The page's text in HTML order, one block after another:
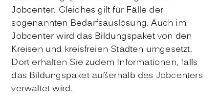
Jobcenter. Gleiches gilt für Fälle der
sogenannten Bedarfsauslösung. Auch im
Jobcenter wird das Bildungspaket von den
Kreisen und kreisfreien Städten umgesetzt.
Dort erhalten Sie zudem Informationen, falls
das Bildungspaket außerhalb des Jobcenters
verwaltet wird.